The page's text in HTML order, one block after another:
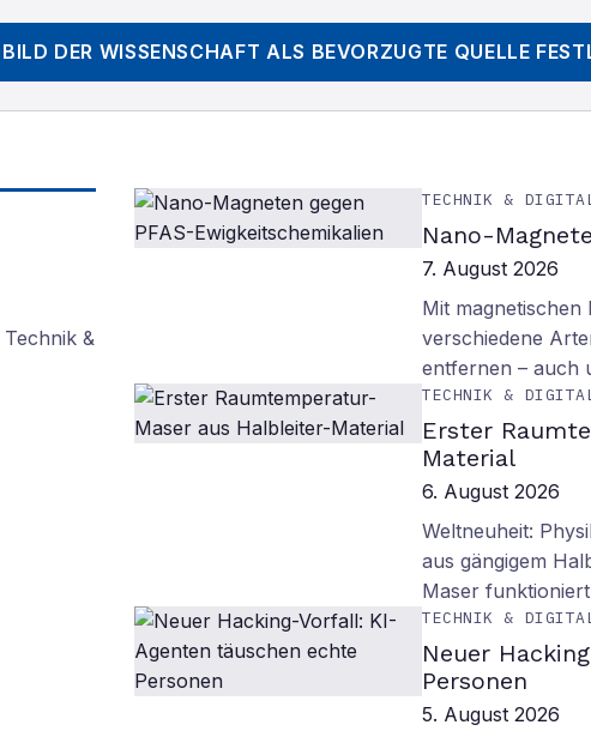
BILD DER WISSENSCHAFT ALS BEVORZUGTE QUELLE
Technik &
TECHNIK &
Nano-
7. August 2026
Mit magnetischen
verschiedene
entfernen – auch
TECHNIK &
Erster
Material
6. August 2026
Weltneuheit:
aus gängigem
Maser
TECHNIK &
Neuer
Personen
5. August 2026